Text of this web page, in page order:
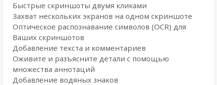
Быстрые скриншоты двумя кликами
Захват нескольких экранов на одном скриншоте
Оптическое распознавание символов (OCR) для
Ваших скриншотов
Добавление текста и комментариев
Оживите и разъясните детали с помощью
множества аннотаций
Добавление водяных знаков